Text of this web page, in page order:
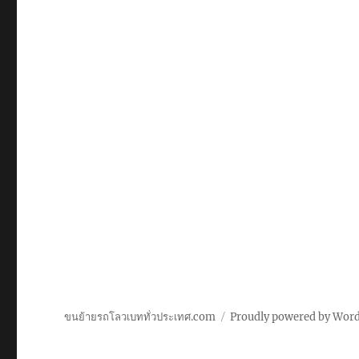
ขนย้ายรถโลวเบททั่วประเทศ.com Proudly powered by